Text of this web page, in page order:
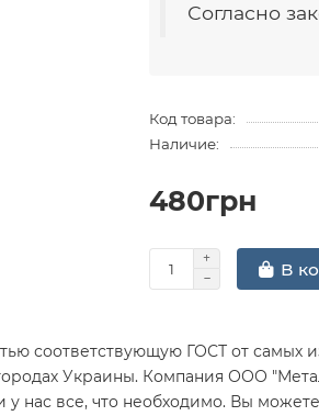
Согласно
Код товара:
Наличие:
480грн
В
соответствующую ГОСТ от самых
Украины. Компания ООО
нас все, что необходимо. Вы